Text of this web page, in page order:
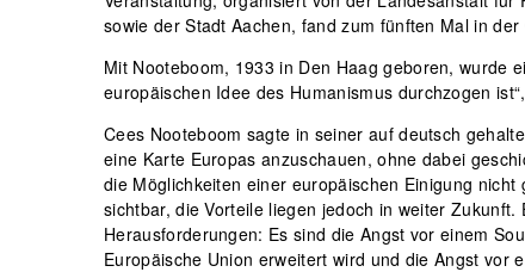
sowie der Stadt Aachen, fand zum fünften Mal in
Mit Nooteboom, 1933 in Den Haag geboren, wurde
europäischen Idee des Humanismus durchzogen
Cees Nooteboom sagte in seiner auf deutsch
eine Karte Europas anzuschauen, ohne dabei
die Möglichkeiten einer europäischen Einigung
sichtbar, die Vorteile liegen jedoch in weiter
Herausforderungen: Es sind die Angst vor einem
Europäische Union erweitert wird und die Angst vor